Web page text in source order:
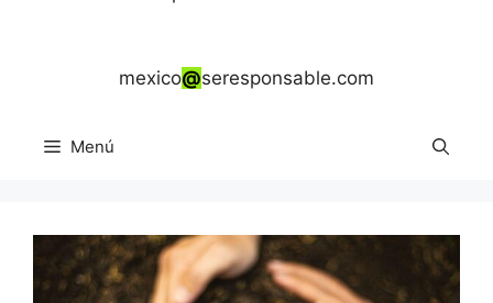
mexico@seresponsable.com
Menú